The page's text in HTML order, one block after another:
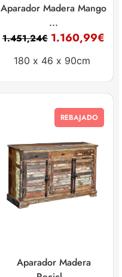
Aparador Madera Mango
...
1.451,24€ 1.160,99€
180 x 46 x 90cm
REBAJADO
Aparador Madera